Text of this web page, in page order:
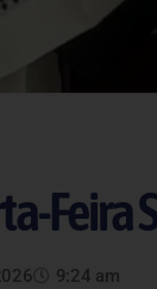
Feira
9:24 am